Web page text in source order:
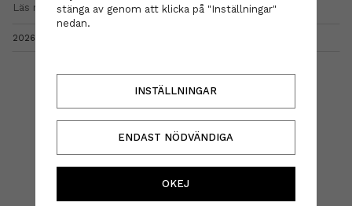
2026-02-17 13:08 /
Läs mer
stänga av genom att klicka på "Inställningar"
nedan.
INSTÄLLNINGAR
ENDAST NÖDVÄNDIGA
OKEJ